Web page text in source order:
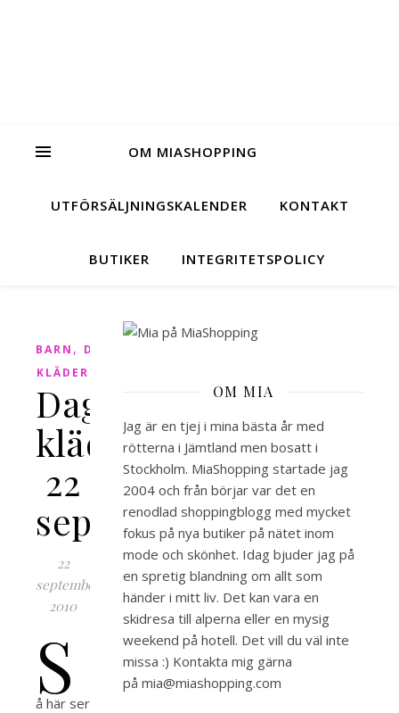
OM MIASHOPPING
UTFÖRSÄLJNINGSKALENDER KONTAKT
BUTIKER INTEGRITETSPOLICY
BARN , DAGENS
KLÄDER
Dagens
kläder:
22
september
22
september,
2010
S
å här ser
OM MIA
Jag är en tjej i mina bästa år med
rötterna i Jämtland men bosatt i
Stockholm. MiaShopping startade jag
2004 och från börjar var det en
renodlad shoppingblogg med mycket
fokus på nya butiker på nätet inom
mode och skönhet. Idag bjuder jag på
en spretig blandning om allt som
händer i mitt liv. Det kan vara en
skidresa till alperna eller en mysig
weekend på hotell. Det vill du väl inte
missa :) Kontakta mig gärna
på mia@miashopping.com